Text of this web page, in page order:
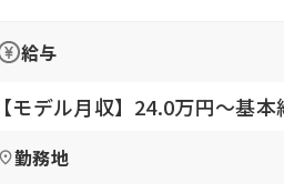
給与
【モデル月収】24.0万円〜基
勤務地